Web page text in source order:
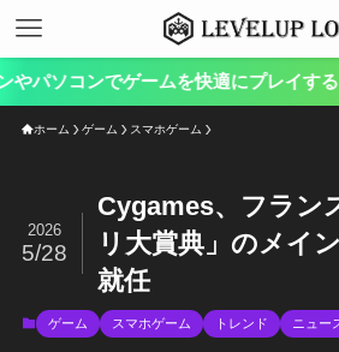
ームを快適にプレイするには？”を
ホーム ゲーム スマホゲーム
Cygames、フラン
リ大賞典」のメイ
就任
2026
5/28
ゲーム スマホゲーム トレンド ニュー